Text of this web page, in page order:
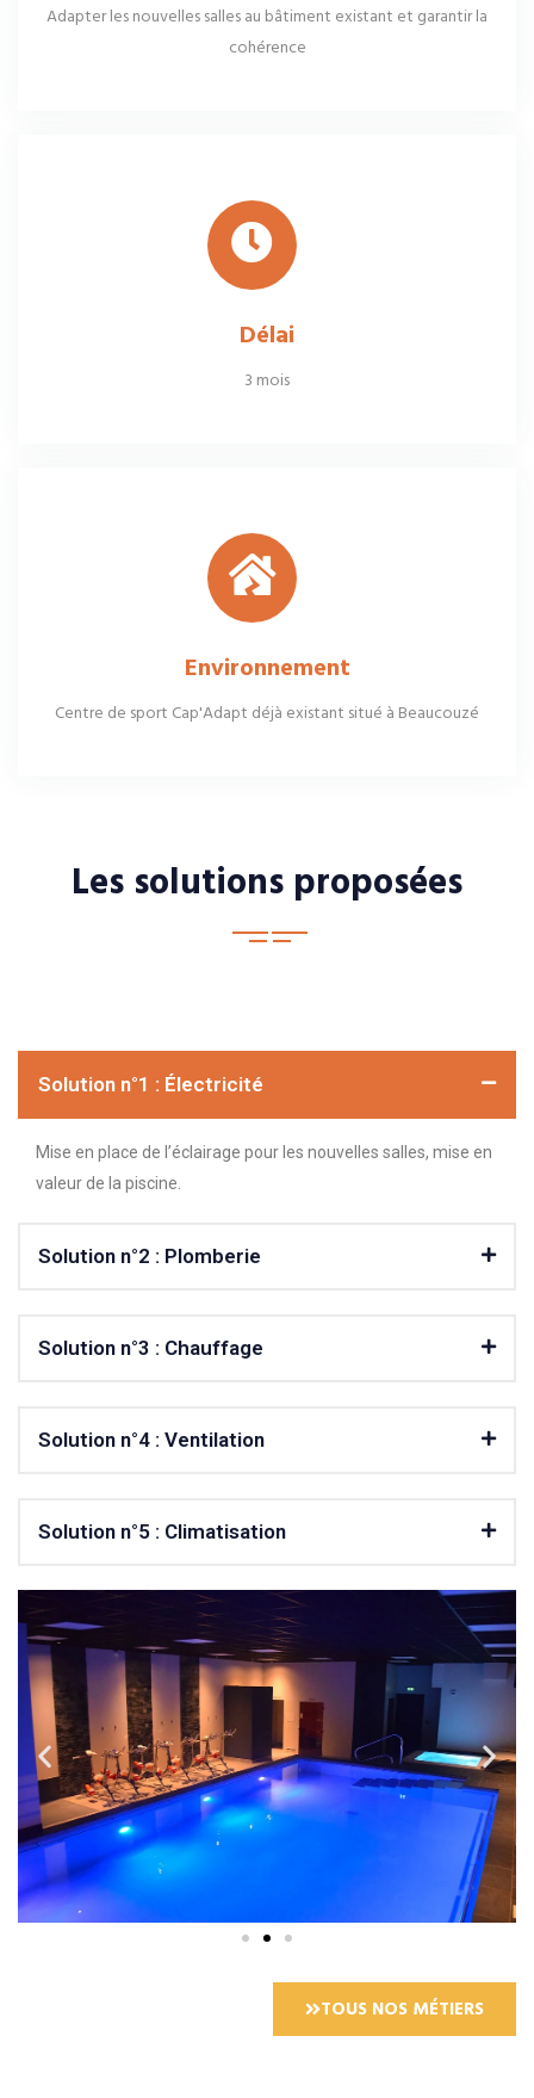
Adapter les nouvelles salles au bâtiment existant et garantir la
cohérence
Délai
3 mois
Environnement
Centre de sport Cap'Adapt déjà existant situé à Beaucouzé
Les solutions proposées
Solution n°1 : Électricité
Mise en place de l’éclairage pour les nouvelles salles, mise en
valeur de la piscine.
Solution n°2 : Plomberie
Solution n°3 : Chauffage
Solution n°4 : Ventilation
Solution n°5 : Climatisation
TOUS NOS MÉTIERS